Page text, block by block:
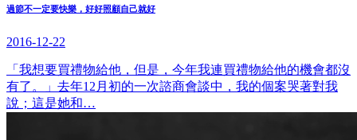
過節不一定要快樂，好好照顧自己就好
2016-12-22
「我想要買禮物給他，但是，今年我連買禮物給他的機會都沒
有了。」去年12月初的一次諮商會談中，我的個案哭著對我
說；這是她和…